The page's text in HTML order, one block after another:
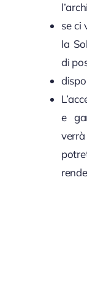
se ci
la
di
e